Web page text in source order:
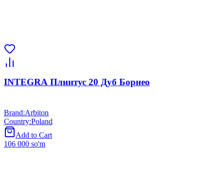
INTEGRA Плинтус 20 Дуб Борнео
Brand:Arbiton
Country:Poland
Add to Cart
106 000 so'm